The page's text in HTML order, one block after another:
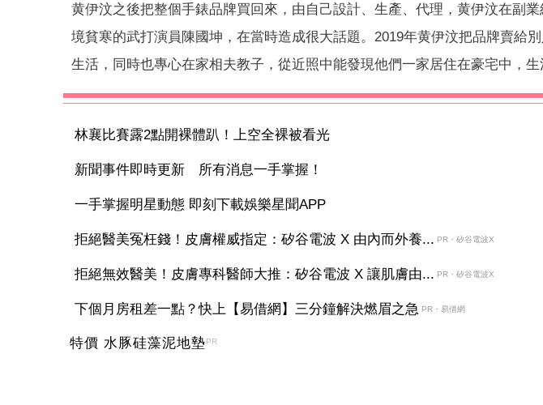
黄伊汶之後把整個手錶品牌買回來，由自己設計、生產、代理，黄伊汶在副
境貧寒的武打演員陳國坤，在當時造成很大話題。2019年黄伊汶把品牌賣給
生活，同時也專心在家相夫教子，從近照中能發現他們一家居住在豪宅中，生
林襄比賽露2點開裸體趴！上空全裸被看光
新聞事件即時更新 所有消息一手掌握！
一手掌握明星動態 即刻下載娛樂星聞APP
拒絕醫美冤枉錢！皮膚權威指定：矽谷電波 X 由內而外養... PR・矽谷電波X
拒絕無效醫美！皮膚專科醫師大推：矽谷電波 X 讓肌膚由... PR・矽谷電波X
下個月房租差一點？快上【易借網】三分鐘解決燃眉之急 PR・易借網
特價 水豚硅藻泥地墊PR